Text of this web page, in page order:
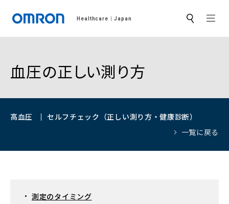
Healthcare Japan サ
ト
血圧の正しい測り方
高血圧
セルフチェック（正しい測り方・健康診断）
一覧に戻る
測定のタイミング